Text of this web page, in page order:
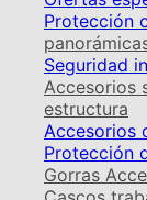
Protección
Seguridad
Accesorios
estructura
Accesorios
Protección
Gorras